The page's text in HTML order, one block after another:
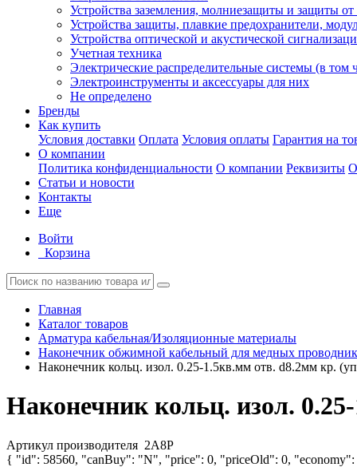
Устройства заземления, молниезащиты и защиты
Устройства защиты, плавкие предохранители,
Устройства оптической и акустической
Учетная техника
Электрические распределительные системы (в том
Электроинструменты и аксессуары для них
Не определено
Бренды
Как купить
Условия доставки Оплата Условия оплаты Гарантия на
О компании
Политика конфиденциальности О компании Реквизиты
Статьи и новости
Контакты
Еще
Войти
Корзина
Главная
Каталог товаров
Арматура кабельная/Изоляционные материалы
Наконечник обжимной кабельный для медных
Наконечник кольц. изол. 0.25-1.5кв.мм отв. d8.2мм кр.
Наконечник кольц. изол.
Артикул производителя 2A8P
{ "id": 58560, "canBuy": "N", "price": 0, "priceOld": 0,